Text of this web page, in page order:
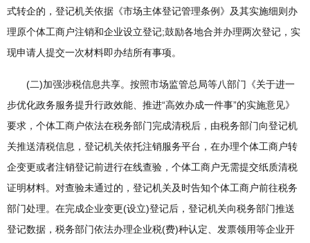
式转企的，登记机关依据《市场主体登记管理条例》及其实施细则办
理原个体工商户注销和企业设立登记;鼓励各地合并办理两次登记，实
现申请人提交一次材料即办结所有事项。
(二)加强涉税信息共享。按照市场监管总局等八部门《关于进一
步优化政务服务提升行政效能、推进“高效办成一件事”的实施意见》
要求，个体工商户依法在税务部门完成清税后，由税务部门向登记机
关推送清税信息，登记机关依托注销服务平台，在办理个体工商户转
企变更或者注销登记前进行在线查验，个体工商户无需提交纸质清税
证明材料。对查验未通过的，登记机关及时告知个体工商户前往税务
部门处理。在完成企业变更(设立)登记后，登记机关向税务部门推送
登记数据，税务部门依法办理企业税(费)种认定、发票领用等企业开